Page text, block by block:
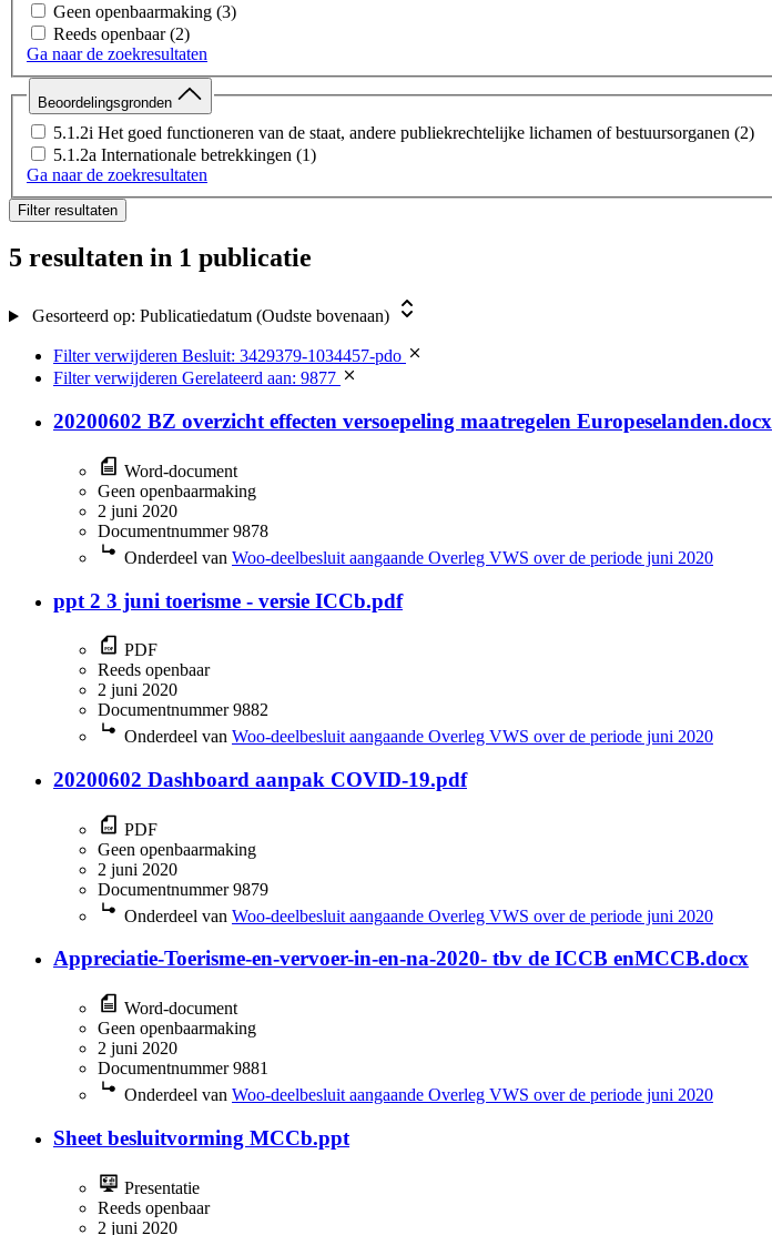
Geen openbaarmaking (3)
Reeds openbaar (2)
Ga naar de zoekresultaten
Beoordelingsgronden
5.1.2i Het goed functioneren van de staat, andere publiekrechtelijke lichamen of bestuursorganen (2)
5.1.2a Internationale betrekkingen (1)
Ga naar de zoekresultaten
Filter resultaten
5 resultaten in 1 publicatie
Gesorteerd op: Publicatiedatum (Oudste bovenaan)
Filter verwijderen Besluit: 3429379-1034457-pdo
Filter verwijderen Gerelateerd aan: 9877
20200602 BZ overzicht effecten versoepeling maatregelen Europeselanden.docx
Word-document
Geen openbaarmaking
2 juni 2020
Documentnummer 9878
Onderdeel van Woo-deelbesluit aangaande Overleg VWS over de periode juni 2020
ppt 2 3 juni toerisme - versie ICCb.pdf
PDF
Reeds openbaar
2 juni 2020
Documentnummer 9882
Onderdeel van Woo-deelbesluit aangaande Overleg VWS over de periode juni 2020
20200602 Dashboard aanpak COVID-19.pdf
PDF
Geen openbaarmaking
2 juni 2020
Documentnummer 9879
Onderdeel van Woo-deelbesluit aangaande Overleg VWS over de periode juni 2020
Appreciatie-Toerisme-en-vervoer-in-en-na-2020- tbv de ICCB enMCCB.docx
Word-document
Geen openbaarmaking
2 juni 2020
Documentnummer 9881
Onderdeel van Woo-deelbesluit aangaande Overleg VWS over de periode juni 2020
Sheet besluitvorming MCCb.ppt
Presentatie
Reeds openbaar
2 juni 2020